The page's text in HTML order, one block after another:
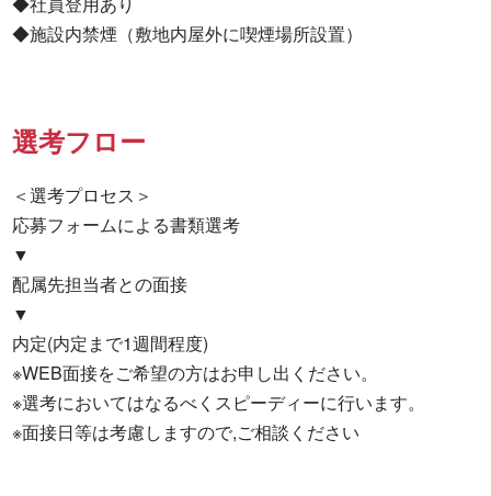
◆施設内禁煙（敷地内屋外に喫煙場所設置）
選考フロー
＜選考プロセス＞
応募フォームによる書類選考
▼
配属先担当者との面接
▼
内定(内定まで1週間程度)
※WEB面接をご希望の方はお申し出ください。
※選考においてはなるべくスピーディーに行います。
※面接日等は考慮しますので,ご相談ください